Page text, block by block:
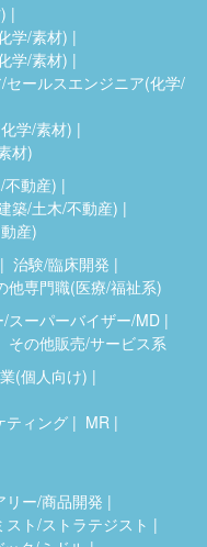
学/素材)
学/素材)
ールスエンジニア(化学/
学/素材)
材)
不動産)
築/土木/不動産)
産)
治験/臨床開発
他専門職(医療/福祉系)
スーパーバイザー/MD
その他販売/サービス系
(個人向け)
ティング
MR
リー/商品開発
ト/ストラテジスト